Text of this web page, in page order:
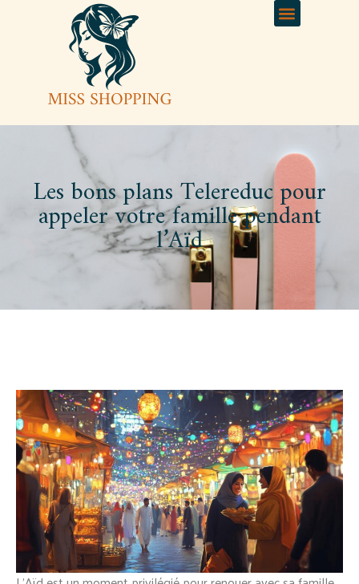
Les bons plans Telereduc pour
appeler votre famille pendant
l’Aïd